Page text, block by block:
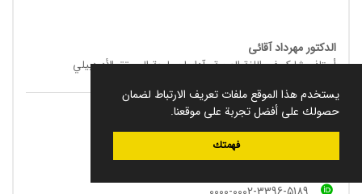
يستخدم هذا الموقع ملفات تعريف الارتباط لضمان
حصولك على أفضل تجربة على موقعنا.
فهمتك
الدکتور مهرداد آقائی
أستاذ مشارک في اللغة العربیة وآدابها بجامعة المحقق الأدردبیلي
التخصص الدراسي: الأدب المعاصر والأدب المقارن